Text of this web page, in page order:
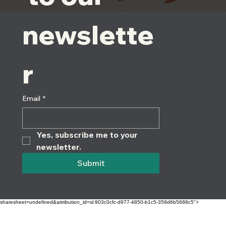
newslette
r
Email *
Yes, subscribe me to your
newsletter.
Submit
sharesheet=undefined&attribution_id=sl:903c0cfc-d977-4850-b1c5-359d6b5688c5">